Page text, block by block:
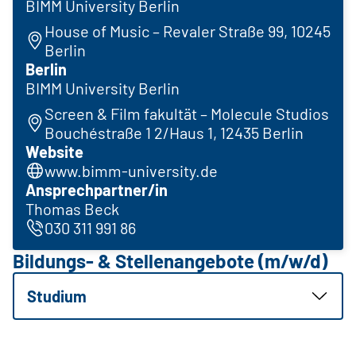
BIMM University Berlin
House of Music – Revaler Straße 99, 10245
Berlin
Berlin
BIMM University Berlin
Screen & Film fakultät – Molecule Studios
Bouchéstraße 1 2/Haus 1, 12435 Berlin
Website
www.bimm-university.de
Ansprechpartner/in
Thomas Beck
030 311 991 86
Bildungs- & Stellenangebote (m/w/d)
Studium